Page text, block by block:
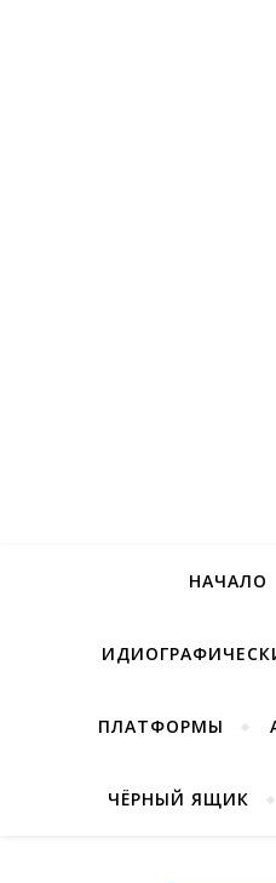
НАЧАЛО
ПЛАТФОРМЫ
ЧЁРНЫЙ ЯЩИК